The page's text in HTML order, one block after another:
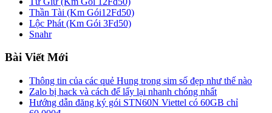
Thần Tài (Km Gói12Fd50)
Lộc Phát (Km Gói 3Fd50)
Snahr
Bài Viết Mới
Thông tin của các quẻ Hung trong sim số đẹp như thế nào
Zalo bị hack và cách để lấy lại nhanh chóng nhất
Hướng dẫn đăng ký gói STN60N Viettel có 60GB chỉ